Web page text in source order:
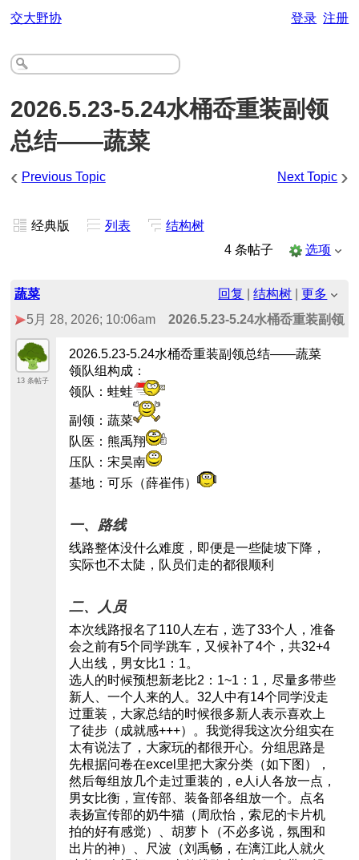
交大野协 登录 注册
2026.5.23-5.24水桶岙重装副领
总结——蔬菜
‹ Previous Topic Next Topic ›
经典版 列表
结构树
4 条帖子
选项
蔬菜 回复 |结构树 |更多
5月 28, 2026; 10:06am
2026.5.23-5.24水桶岙重装副领
13 条帖子
2026.5.23-5.24水桶岙重装副领总结——蔬菜
领队组构成：
领队：蛙蛙
副领：蔬菜
队医：熊禹翔
压队：宋昊南
基地：可乐（薛崔伟）
一、路线
线路整体没什么难度，即便是一些陡坡下降，
实际也不太陡，队员们走的都很顺利
二、人员
本次线路报名了110人左右，选了33个人，准备
会之前有5个同学跳车，又候补了4个，共32+4
人出线，男女比1：1。
选人的时候预想新老比2：1~1：1，尽量多带些
新人、一个人来的人。32人中有14个同学没走
过重装，大家总结的时候很多新人表示喜欢上
了徒步（成就感+++）。我觉得我这次分组实在
太有说法了，大家玩的都很开心。分组思路是
先根据问卷在excel里把大家分类（如下图），
然后每组放几个走过重装的，e人i人各放一点，
男女比衡，宣传部、装备部各组放一个。点名
表扬宣传部的奶牛猫（周欣怡，索尼的卡片机
拍的好有感觉）、胡萝卜（不必多说，氛围和
出片的神）、尺波（刘禹畅，在漓江此人就火